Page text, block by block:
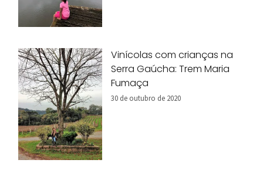
Vinícolas com crianças na
Serra Gaúcha: Trem Maria
Fumaça
30 de outubro de 2020